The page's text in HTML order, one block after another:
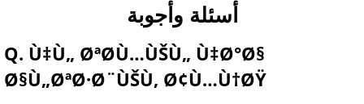
أسئلة وأجوبة
Q. Ù‡Ù„ ØªØ­Ù…ÙŠÙ„ Ù‡Ø°Ø§
Ø§Ù„ØªØ·Ø¨ÙŠÙ‚ Ø¢Ù…Ù†ØŸ